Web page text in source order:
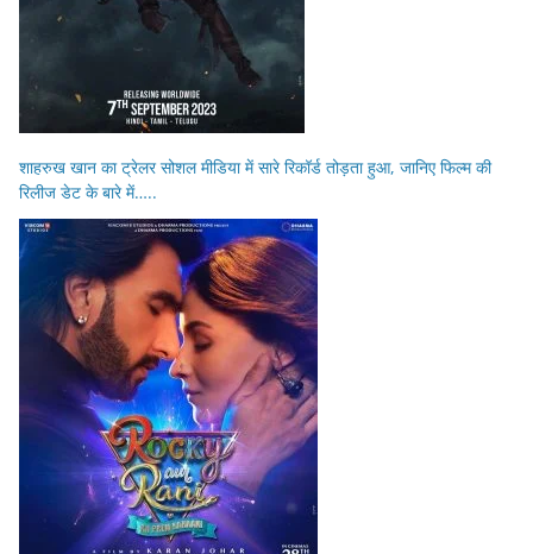
शाहरुख खान का ट्रेलर सोशल मीडिया में सारे रिकॉर्ड तोड़ता हुआ, जानिए फिल्म की
रिलीज डेट के बारे में…..